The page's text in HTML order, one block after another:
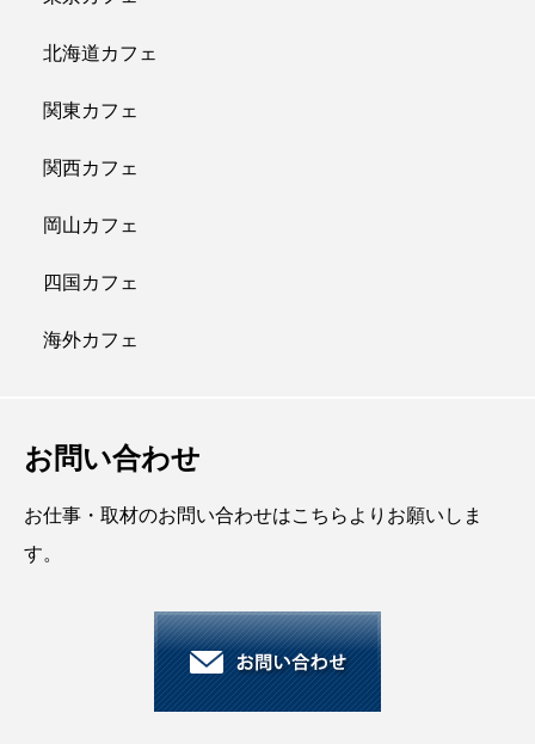
北海道カフェ
関東カフェ
関西カフェ
岡山カフェ
四国カフェ
海外カフェ
お問い合わせ
お仕事・取材のお問い合わせはこちらよりお願いしま
す。